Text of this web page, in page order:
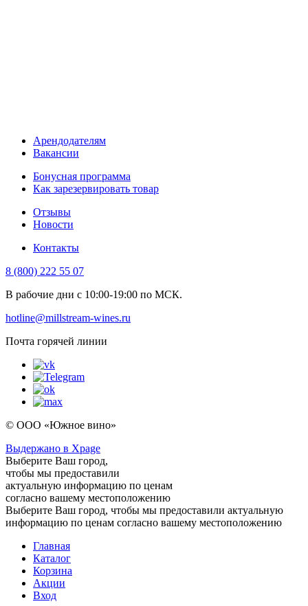
Арендодателям
Вакансии
Бонусная программа
Как зарезервировать товар
Отзывы
Новости
Контакты
8 (800) 222 55 07
В рабочие дни с 10:00-19:00 по МСК.
hotline@millstream-wines.ru
Почта горячей линии
© ООО «Южное вино»
Выдержано в Xpage
Выберите Ваш город,
чтобы мы предоставили
актуальную информацию по ценам
согласно вашему местоположению
Выберите Ваш город, чтобы мы предоставили актуальную
информацию по ценам согласно вашему местоположению
Главная
Каталог
Корзина
Акции
Вход